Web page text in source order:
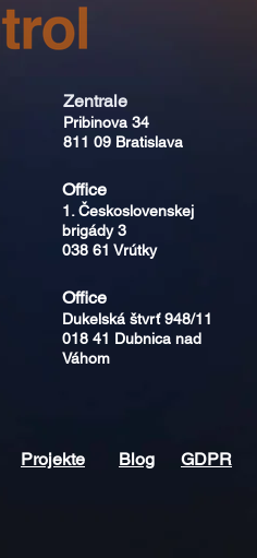
Zentrale
Pribinova 34
811 09 Bratislava
Office​​
1. Československej
brigády 3
038 61 Vrútky
Office​​
Dukelská štvrť 948/11
018 41 Dubnica nad
Váhom
Projekte Blog GDPR